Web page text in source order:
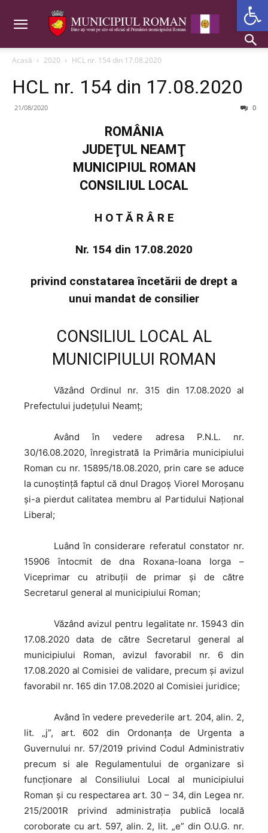
Acasă 2020 HCL nr. 154 din 17.08.2020
HCL nr. 154 din 17.08.2020
21/08/2020 0
ROMÂNIA
JUDEŢUL NEAMŢ
MUNICIPIUL ROMAN
CONSILIUL LOCAL
H O T Ă R Â R E
Nr. 154 din 17.08.2020
privind constatarea încetării de drept a
unui mandat de consilier
CONSILIUL LOCAL AL
MUNICIPIULUI ROMAN
Văzând Ordinul nr. 315 din 17.08.2020 al
Prefectului județului Neamț;
Având în vedere adresa P.N.L. nr.
30/16.08.2020, înregistrată la Primăria municipiului
Roman cu nr. 15895/18.08.2020, prin care se aduce
la cunoștință faptul că dnul Dragoș Viorel Moroșanu
și-a pierdut calitatea membru al Partidului Național
Liberal;
Luând în considerare referatul constator nr.
15906 întocmit de dna Roxana-Ioana Iorga –
Viceprimar cu atribuții de primar și de către
Secretarul general al municipiului Roman;
Văzând avizul pentru legalitate nr. 15943 din
17.08.2020 data de către Secretarul general al
municipiului Roman, avizul favorabil nr. 6 din
17.08.2020 al Comisiei de validare, precum și avizul
favorabil nr. 165 din 17.08.2020 al Comisiei juridice;
Având în vedere prevederile art. 204, alin. 2,
lit. „j”, art. 602 din Ordonanța de Urgenta a
Guvernului nr. 57/2019 privind Codul Administrativ
precum si ale Regulamentului de organizare si
funcționare al Consiliului Local al municipiului
Roman și cu respectarea art. 30 – 34, din Legea nr.
215/2001R privind administrația publică locală
coroborate cu art. 597, alin. 2, lit. „e” din O.U.G. nr.